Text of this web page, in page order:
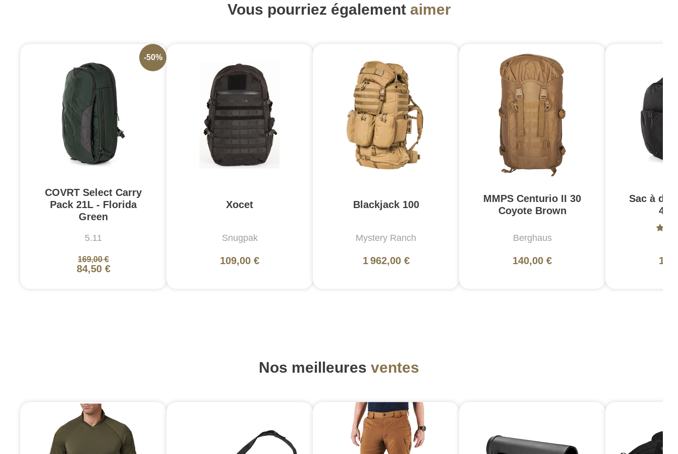
Vous pourriez également aimer
COVRT Select Carry
Pack 21L - Florida
Green
5.11
169,00 €
84,50 €
-50%
Xocet
Snugpak
109,00 €
Blackjack 100
Mystery Ranch
1 962,00 €
MMPS Centurio II 30
Coyote Brown
Berghaus
140,00 €
Sac à dos
Nos meilleures ventes